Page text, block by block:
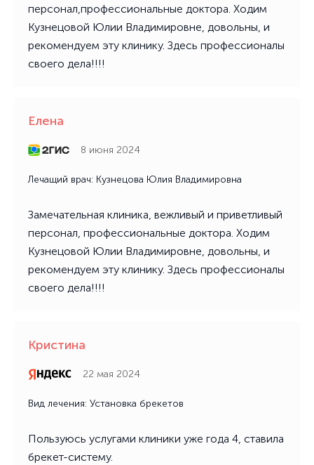
персонал,профессиональные доктора. Ходим
Кузнецовой Юлии Владимировне, довольны, и
рекомендуем эту клинику. Здесь профессионалы
своего дела!!!!
Елена
8 июня 2024
Лечащий врач: Кузнецова Юлия Владимировна
Замечательная клиника, вежливый и приветливый
персонал, профессиональные доктора. Ходим
Кузнецовой Юлии Владимировне, довольны, и
рекомендуем эту клинику. Здесь профессионалы
своего дела!!!!
Кристина
22 мая 2024
Вид лечения: Установка брекетов
Пользуюсь услугами клиники уже года 4, ставила
брекет-систему.